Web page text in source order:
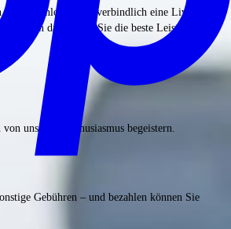
kostenlos und unverbindlich eine Live-
sorgen dafür, dass Sie die beste Leistung
unserem Enthusiasmus begeistern.
Gebühren – und bezahlen können Sie